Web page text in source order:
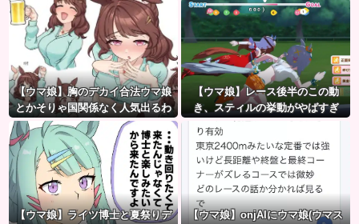
【ウマ娘】胸のデカイ合法ウマ娘
とかそりゃ国関係なく人気出るわ
な
【ウマ娘】レース後半のこの動
き、スティルの挙動がやばすぎ
【ウマ娘】ライツ博士と夏祭りデ
【ウマ娘】onjAIにウマ娘(ウマス